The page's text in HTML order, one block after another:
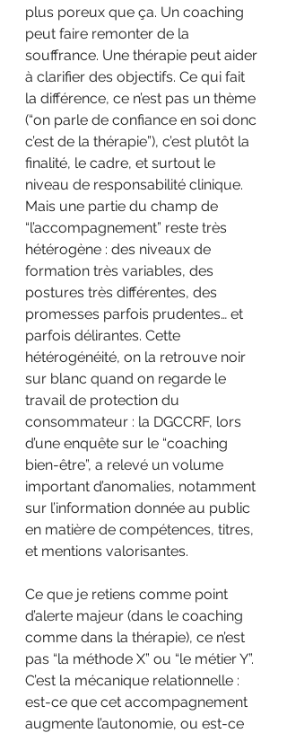
plus poreux que ça. Un coaching
peut faire remonter de la
souffrance. Une thérapie peut aider
à clarifier des objectifs. Ce qui fait
la différence, ce n’est pas un thème
(“on parle de confiance en soi donc
c’est de la thérapie”), c’est plutôt la
finalité, le cadre, et surtout le
niveau de responsabilité clinique.
Mais une partie du champ de
“l’accompagnement” reste très
hétérogène : des niveaux de
formation très variables, des
postures très différentes, des
promesses parfois prudentes… et
parfois délirantes. Cette
hétérogénéité, on la retrouve noir
sur blanc quand on regarde le
travail de protection du
consommateur : la DGCCRF, lors
d’une enquête sur le “coaching
bien-être”, a relevé un volume
important d’anomalies, notamment
sur l’information donnée au public
en matière de compétences, titres,
et mentions valorisantes.
Ce que je retiens comme point
d’alerte majeur (dans le coaching
comme dans la thérapie), ce n’est
pas “la méthode X” ou “le métier Y”.
C’est la mécanique relationnelle :
est-ce que cet accompagnement
augmente l’autonomie, ou est-ce